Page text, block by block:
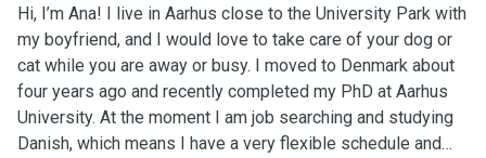
Hi, I’m Ana! I live in Aarhus close to the University Park with
my boyfriend, and I would love to take care of your dog or
cat while you are away or busy. I moved to Denmark about
four years ago and recently completed my PhD at Aarhus
University. At the moment I am job searching and studying
Danish, which means I have a very flexible schedule and